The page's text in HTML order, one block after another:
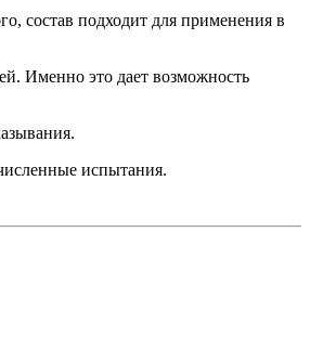
состав подходит для применения в
Именно это дает возможность
испытания.